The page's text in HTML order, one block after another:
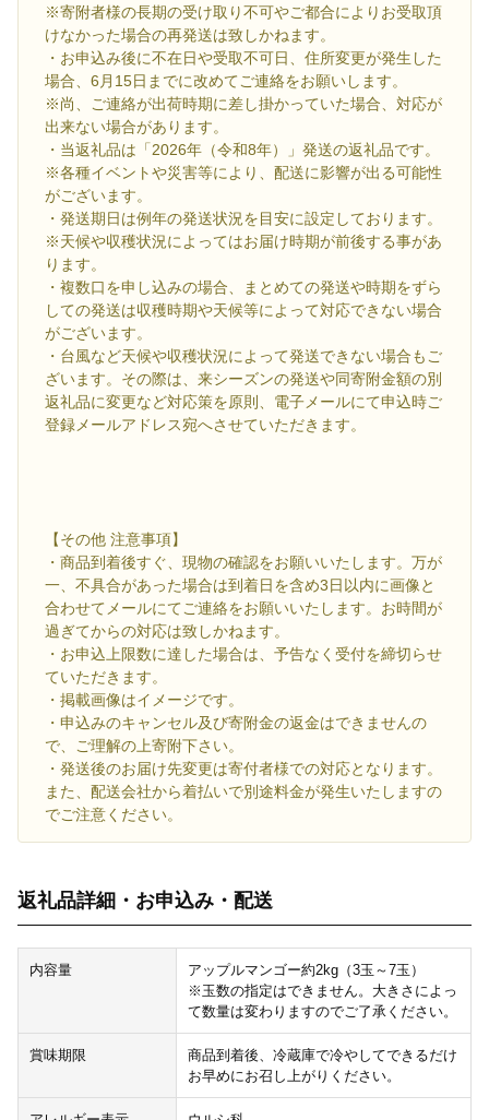
※寄附者様の長期の受け取り不可やご都合によりお受取頂
けなかった場合の再発送は致しかねます。
・お申込み後に不在日や受取不可日、住所変更が発生した
場合、6月15日までに改めてご連絡をお願いします。
※尚、ご連絡が出荷時期に差し掛かっていた場合、対応が
出来ない場合があります。
・当返礼品は「2026年（令和8年）」発送の返礼品です。
※各種イベントや災害等により、配送に影響が出る可能性
がございます。
・発送期日は例年の発送状況を目安に設定しております。
※天候や収穫状況によってはお届け時期が前後する事があ
ります。
・複数口を申し込みの場合、まとめての発送や時期をずら
しての発送は収穫時期や天候等によって対応できない場合
がございます。
・台風など天候や収穫状況によって発送できない場合もご
ざいます。その際は、来シーズンの発送や同寄附金額の別
返礼品に変更など対応策を原則、電子メールにて申込時ご
登録メールアドレス宛へさせていただきます。
【その他 注意事項】
・商品到着後すぐ、現物の確認をお願いいたします。万が
一、不具合があった場合は到着日を含め3日以内に画像と
合わせてメールにてご連絡をお願いいたします。お時間が
過ぎてからの対応は致しかねます。
・お申込上限数に達した場合は、予告なく受付を締切らせ
ていただきます。
・掲載画像はイメージです。
・申込みのキャンセル及び寄附金の返金はできませんの
で、ご理解の上寄附下さい。
・発送後のお届け先変更は寄付者様での対応となります。
また、配送会社から着払いで別途料金が発生いたしますの
でご注意ください。
返礼品詳細・お申込み・配送
内容量
アップルマンゴー約2kg（3玉～7玉）
※玉数の指定はできません。大きさによっ
て数量は変わりますのでご了承ください。
賞味期限
商品到着後、冷蔵庫で冷やしてできるだけ
お早めにお召し上がりください。